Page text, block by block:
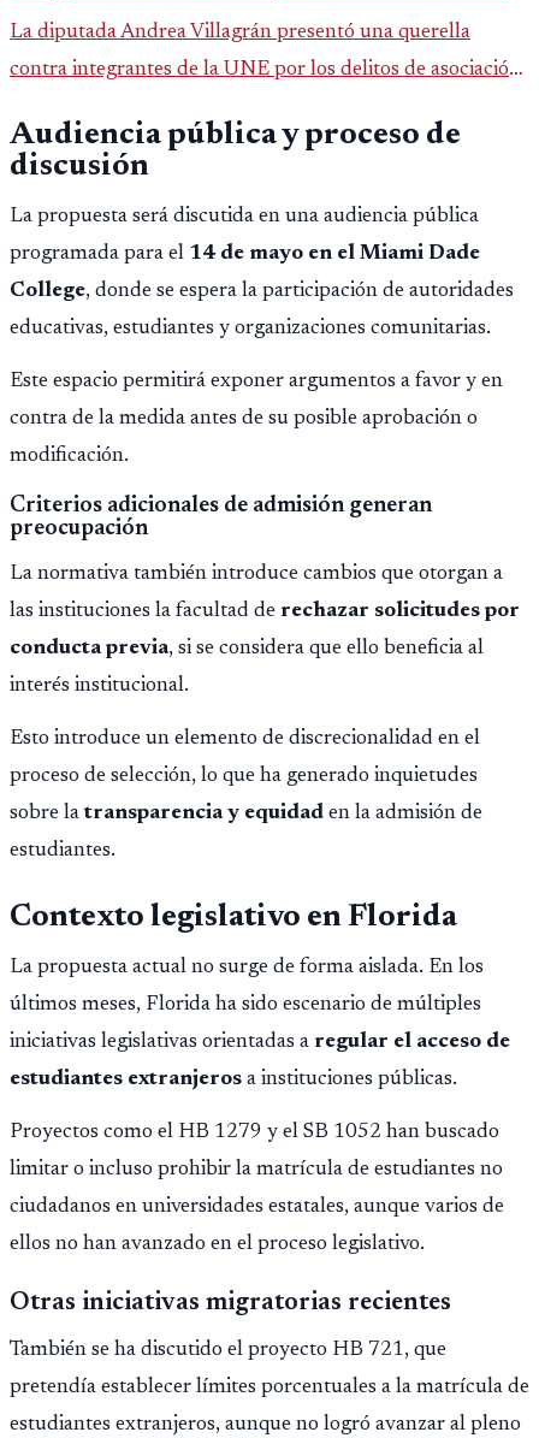
La diputada Andrea Villagrán presentó una querella
contra integrantes de la UNE por los delitos de asociación
Audiencia pública y proceso de
discusión
La propuesta será discutida en una audiencia pública
programada para el 14 de mayo en el Miami Dade
College, donde se espera la participación de autoridades
educativas, estudiantes y organizaciones comunitarias.
Este espacio permitirá exponer argumentos a favor y en
contra de la medida antes de su posible aprobación o
modificación.
Criterios adicionales de admisión generan
preocupación
La normativa también introduce cambios que otorgan a
las instituciones la facultad de rechazar solicitudes por
conducta previa, si se considera que ello beneficia al
interés institucional.
Esto introduce un elemento de discrecionalidad en el
proceso de selección, lo que ha generado inquietudes
sobre latransparencia y equidad en la admisión de
estudiantes.
Contexto legislativo en Florida
La propuesta actual no surge de forma aislada. En los
últimos meses, Florida ha sido escenario de múltiples
iniciativas legislativas orientadas a regular el acceso de
estudiantes extranjeros a instituciones públicas.
Proyectos como el HB 1279 y el SB 1052 han buscado
limitar o incluso prohibir la matrícula de estudiantes no
ciudadanos en universidades estatales, aunque varios de
ellos no han avanzado en el proceso legislativo.
Otras iniciativas migratorias recientes
También se ha discutido el proyecto HB 721, que
pretendía establecer límites porcentuales a la matrícula de
estudiantes extranjeros, aunque no logró avanzar al pleno